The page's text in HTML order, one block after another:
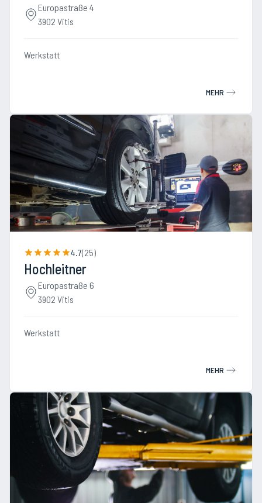
Europastraße 4
3902 Vitis
Werkstatt
MEHR
4.7(25)
Hochleitner
Europastraße 6
3902 Vitis
Werkstatt
MEHR